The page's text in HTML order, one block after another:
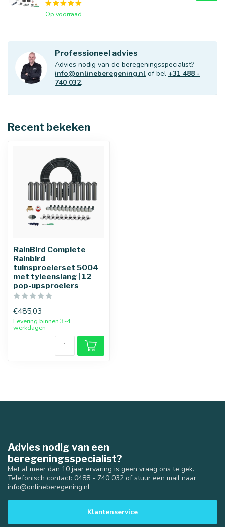
Op voorraad
Professioneel advies
Advies nodig van de beregeningsspecialist?
info@onlineberegening.nl of bel +31 488 -
740 032.
Recent bekeken
RainBird Complete
Rainbird
tuinsproeierset 5004
met tyleenslang | 12
pop-upsproeiers
€485,03
Levering binnen 3-4
werkdagen
Advies nodig van een
beregeningsspecialist?
Met al meer dan 10 jaar ervaring is geen vraag ons te gek.
Telefonisch contact: 0488 - 740 032 of stuur een mail naar
info@onlineberegening.nl
Klantenservice